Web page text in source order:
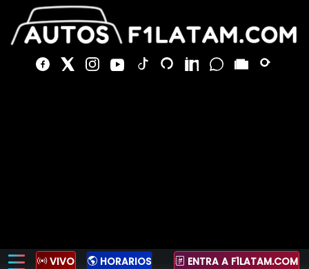
VIVO HORARIOS ENTRA A F1LATAM.COM